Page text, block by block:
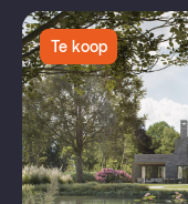
Te koop